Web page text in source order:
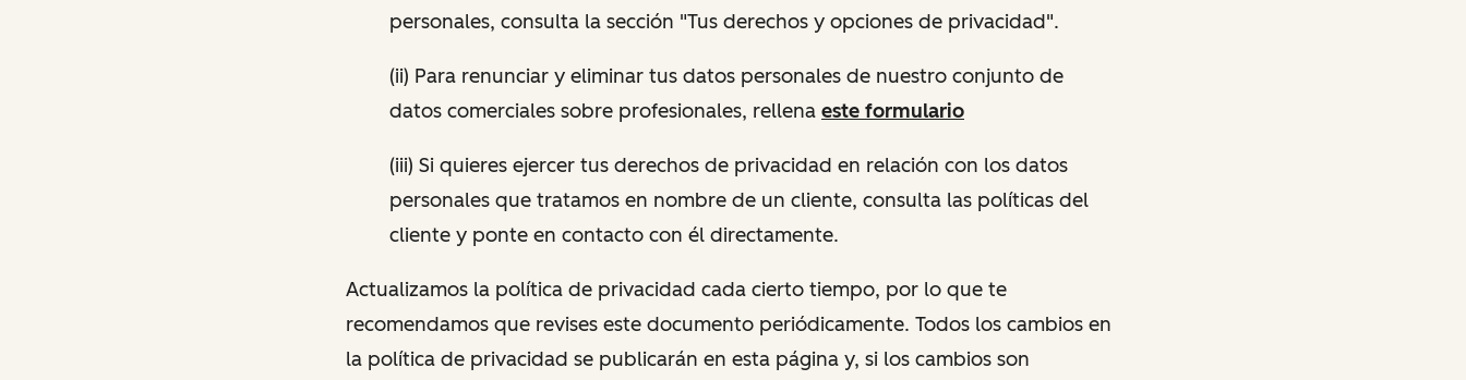
personales, consulta la sección "Tus derechos y opciones de privacidad".
(ii) Para renunciar y eliminar tus datos personales de nuestro conjunto de
datos comerciales sobre profesionales, rellena este formulario
(iii) Si quieres ejercer tus derechos de privacidad en relación con los datos
personales que tratamos en nombre de un cliente, consulta las políticas del
cliente y ponte en contacto con él directamente.
Actualizamos la política de privacidad cada cierto tiempo, por lo que te
recomendamos que revises este documento periódicamente. Todos los cambios en
la política de privacidad se publicarán en esta página y, si los cambios son